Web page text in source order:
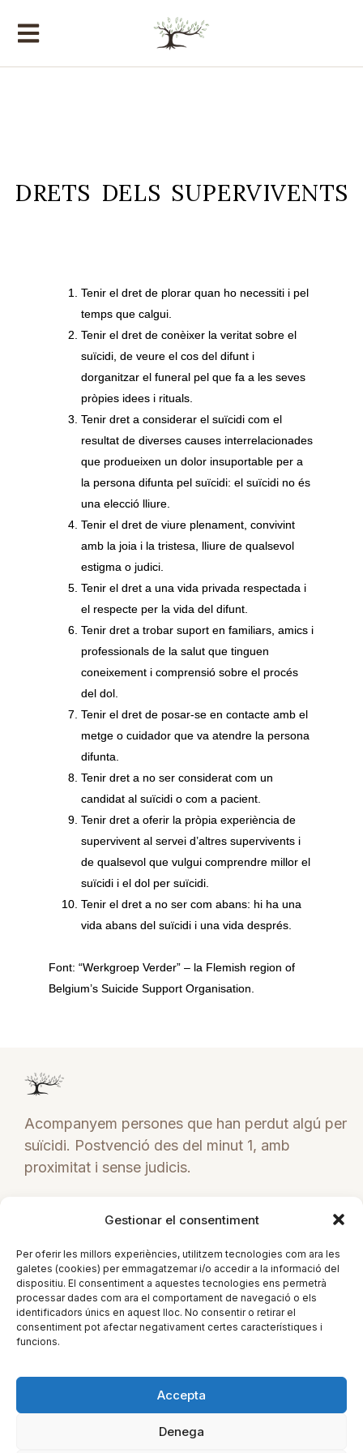
Gestionar el consentiment
Per oferir les millors experiències, utilitzem tecnologies com ara les
galetes (cookies) per emmagatzemar i/o accedir a la informació del
dispositiu. El consentiment a aquestes tecnologies ens permetrà
processar dades com ara el comportament de navegació o els
identificadors únics en aquest lloc. No consentir o retirar el
consentiment pot afectar negativament certes característiques i
funcions.
Accepta
Denega
DRETS DELS SUPERVIVENTS
Tenir el dret de plorar quan ho necessiti i pel
temps que calgui.
Tenir el dret de conèixer la veritat sobre el
suïcidi, de veure el cos del difunt i
dorganitzar el funeral pel que fa a les seves
pròpies idees i rituals.
Tenir dret a considerar el suïcidi com el
resultat de diverses causes interrelacionades
que produeixen un dolor insuportable per a
la persona difunta pel suïcidi: el suïcidi no és
una elecció lliure.
Tenir el dret de viure plenament, convivint
amb la joia i la tristesa, lliure de qualsevol
estigma o judici.
Tenir el dret a una vida privada respectada i
el respecte per la vida del difunt.
Tenir dret a trobar suport en familiars, amics i
professionals de la salut que tinguen
coneixement i comprensió sobre el procés
del dol.
Tenir el dret de posar-se en contacte amb el
metge o cuidador que va atendre la persona
difunta.
Tenir dret a no ser considerat com un
candidat al suïcidi o com a pacient.
Tenir dret a oferir la pròpia experiència de
supervivent al servei d’altres supervivents i
de qualsevol que vulgui comprendre millor el
suïcidi i el dol per suïcidi.
Tenir el dret a no ser com abans: hi ha una
vida abans del suïcidi i una vida després.
Font: “Werkgroep Verder” – la Flemish region of
Belgium’s Suicide Support Organisation.
Acompanyem persones que han perdut algú per
suïcidi. Postvenció des del minut 1, amb
proximitat i sense judicis.
C/ Poeta Marquina Nº2
+34 671 838 111
tramuntanads@gmail.com
ES